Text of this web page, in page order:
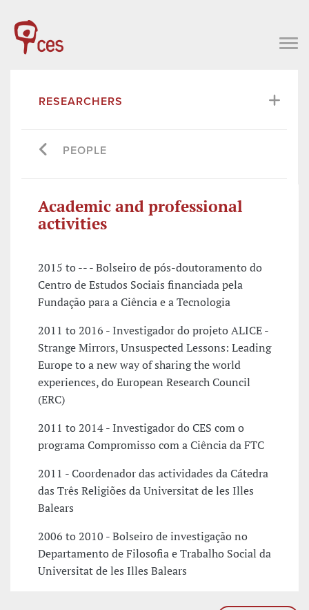
RESEARCHERS
PEOPLE
Academic and professional
activities
2015 to -- - Bolseiro de pós-doutoramento do
Centro de Estudos Sociais financiada pela
Fundação para a Ciência e a Tecnologia
2011 to 2016 - Investigador do projeto ALICE -
Strange Mirrors, Unsuspected Lessons: Leading
Europe to a new way of sharing the world
experiences, do European Research Council
(ERC)
2011 to 2014 - Investigador do CES com o
programa Compromisso com a Ciência da FTC
2011 - Coordenador das actividades da Cátedra
das Três Religiões da Universitat de les Illes
Balears
2006 to 2010 - Bolseiro de investigação no
Departamento de Filosofia e Trabalho Social da
Universitat de les Illes Balears